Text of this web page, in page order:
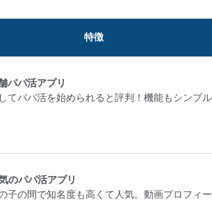
特徴
パパ活アプリ
てパパ活を始められると評判！機能もシンプ
のパパ活アプリ
子の間で知名度も高くて人気。動画プロフィ